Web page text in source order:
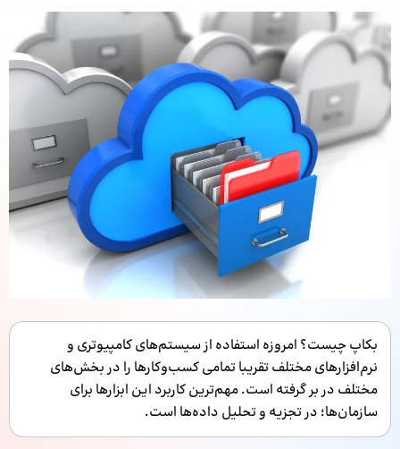
بکاپ چیست؟ امروزه استفاده از سیستم‌های کامپیوتری و
نرم‌افزارهای مختلف تقریبا تمامی کسب‌وکارها را در بخش‌های
مختلف در بر گرفته است. مهم‌ترین کاربرد این ابزارها برای
سازمان‌ها؛ در تجزیه و تحلیل داده‌ها است.